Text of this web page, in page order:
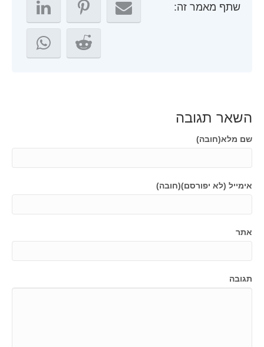
שתף מאמר זה:
השאר תגובה
שם מלא(חובה)
אימייל (לא יפורסם)(חובה)
אתר
תגובה